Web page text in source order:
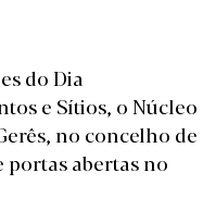
do Dia
e Sítios, o Núcleo
no concelho de
portas abertas no